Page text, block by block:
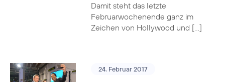
Damit steht das letzte
Februarwochenende ganz im
Zeichen von Hollywood und […]
24. Februar 2017